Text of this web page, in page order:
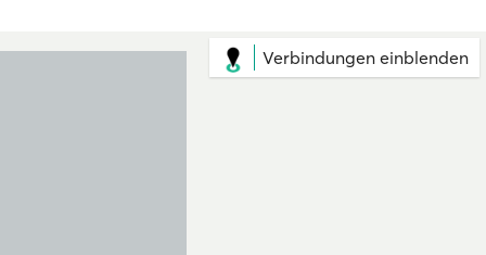
Verbindungen einblenden